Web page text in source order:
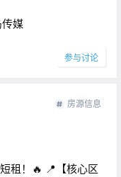
媒
参与讨论
房源信息
租！🔥 📍【核心区